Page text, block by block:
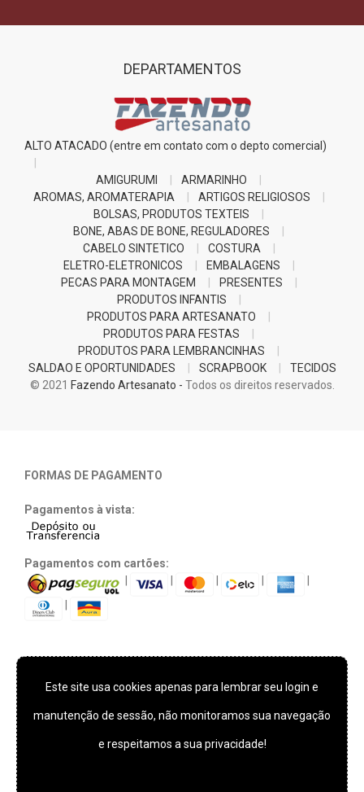
DEPARTAMENTOS
ALTO ATACADO (entre em contato com o depto comercial)
AMIGURUMI
ARMARINHO
AROMAS, AROMATERAPIA
ARTIGOS RELIGIOSOS
BOLSAS, PRODUTOS TEXTEIS
BONE, ABAS DE BONE, REGULADORES
CABELO SINTETICO
COSTURA
ELETRO-ELETRONICOS
EMBALAGENS
PECAS PARA MONTAGEM
PRESENTES
PRODUTOS INFANTIS
PRODUTOS PARA ARTESANATO
PRODUTOS PARA FESTAS
PRODUTOS PARA LEMBRANCINHAS
SALDAO E OPORTUNIDADES
SCRAPBOOK
TECIDOS
© 2021 Fazendo Artesanato - Todos os direitos reservados.
FORMAS DE PAGAMENTO
Pagamentos à vista:
Pagamentos com cartões:
TECNOLOGIA E SEGURANÇA
Este site usa cookies apenas para lembrar seu login e
manutenção de sessão, não monitoramos sua navegação
e respeitamos a sua privacidade!